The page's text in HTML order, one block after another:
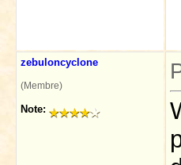
zebuloncyclone
(Membre)
Note: